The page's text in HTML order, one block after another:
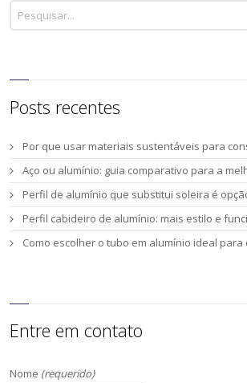
Posts recentes
Por que usar materiais sustentáveis para
Aço ou alumínio: guia comparativo para a
Perfil de alumínio que substitui soleira é
Perfil cabideiro de alumínio: mais estilo e
Como escolher o tubo em alumínio ideal para
Entre em contato
Nome (requerido)